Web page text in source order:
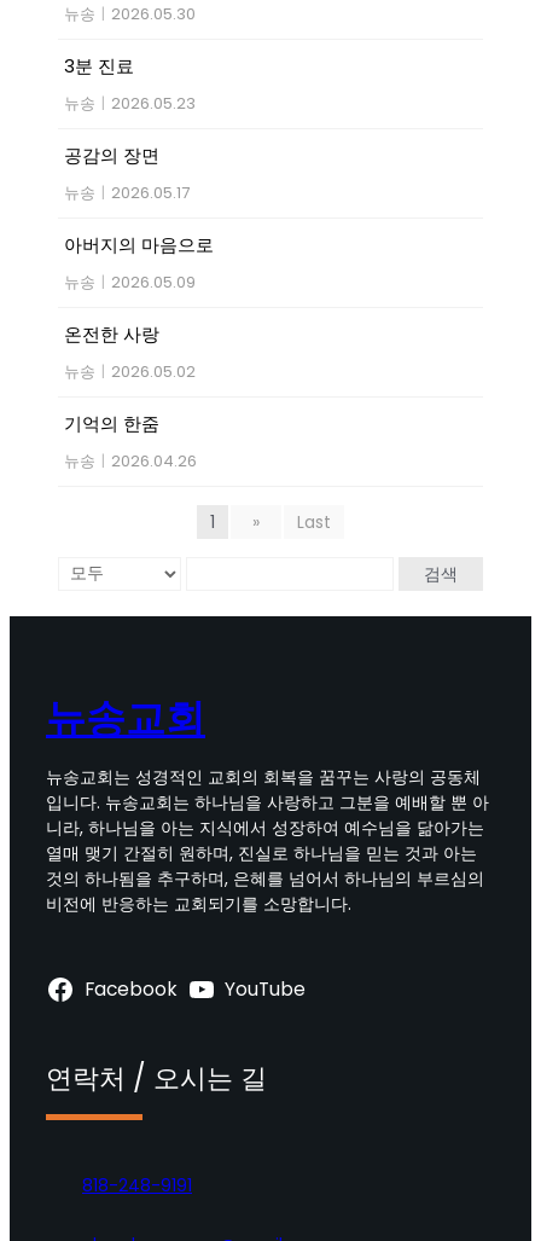
뉴송 | 2026.05.30
3분 진료
뉴송 | 2026.05.23
공감의 장면
뉴송 | 2026.05.17
아버지의 마음으로
뉴송 | 2026.05.09
온전한 사랑
뉴송 | 2026.05.02
기억의 한줌
뉴송 | 2026.04.26
1 » Last
검색
뉴송교회
뉴송교회는 성경적인 교회의 회복을 꿈꾸는 사랑의 공동체
입니다. 뉴송교회는 하나님을 사랑하고 그분을 예배할 뿐 아
니라, 하나님을 아는 지식에서 성장하여 예수님을 닮아가는
열매 맺기 간절히 원하며, 진실로 하나님을 믿는 것과 아는
것의 하나됨을 추구하며, 은혜를 넘어서 하나님의 부르심의
비전에 반응하는 교회되기를 소망합니다.
Facebook YouTube
연락처 / 오시는 길
818-248-9191